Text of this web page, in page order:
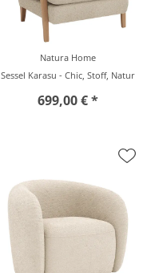
Natura Home
Sessel Karasu - Chic, Stoff, Natur
699,00 € *